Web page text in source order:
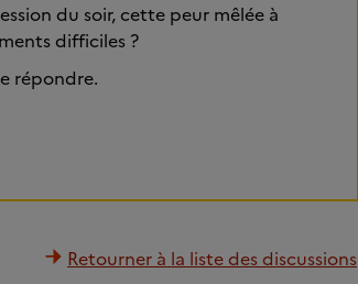
du soir, cette peur mêlée à
difficiles ?
répondre.
Retourner à la liste des discussions